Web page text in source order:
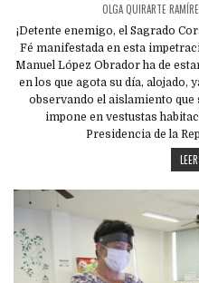
OLGA QUIRARTE
¡Detente enemigo, el Sagrado
Fé manifestada en esta
Manuel López Obrador ha de
en los que agota su día, alojado,
observando el aislamiento que
impone en vestustas
Presidencia de la